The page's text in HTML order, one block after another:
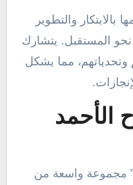
بالابتكار والتطوير
نحو المستقبل. يتشارك
مما يشكل
مجموعة واسعة من